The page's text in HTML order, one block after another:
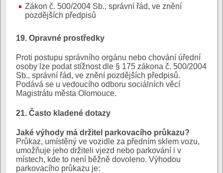
Zákon č. 500/2004 Sb., správní řád, ve znění
pozdějších předpisů
19. Opravné prostředky
Proti postupu správního orgánu nebo chování úřední
osoby lze podat stížnost dle § 175 zákona č. 500/2004
Sb., správní řád, ve znění pozdějších předpisů.
Podává se u vedoucího odboru sociálních věcí
Magistrátu města Olomouce.
21. Často kladené dotazy
Jaké výhody má držitel parkovacího průkazu?
Průkaz, umístěný ve vozidle za předním sklem vozu,
umožňuje jeho držiteli vjezd nebo parkování i v
místech, kde to není běžně dovoleno. Výhodou
parkovacího průkazu je: